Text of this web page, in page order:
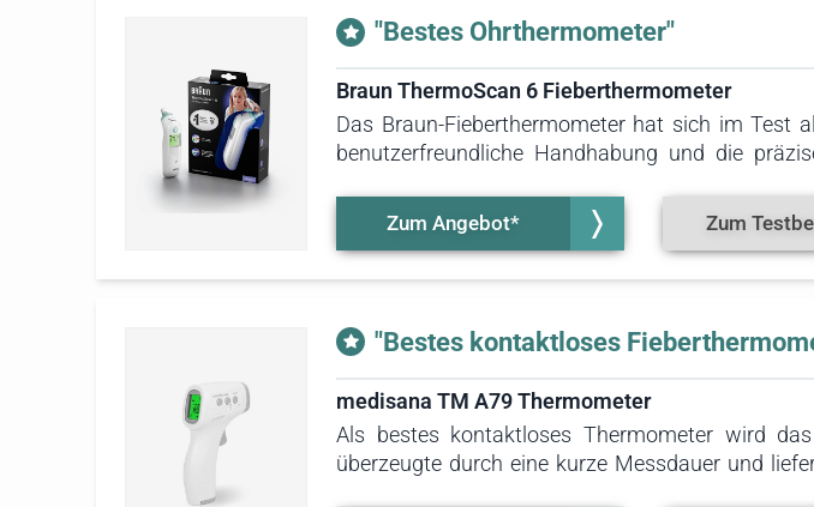
"Bestes Ohrthermometer"
Braun ThermoScan 6 Fieberthermometer
Das Braun-Fieberthermometer hat sich im Test
benutzerfreundliche Handhabung und die
Zum
Zum Angebot*
"Bestes kontaktloses
medisana TM A79 Thermometer
Als bestes kontaktloses Thermometer wird
überzeugte durch eine kurze Messdauer und